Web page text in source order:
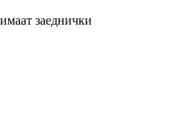
заеднички